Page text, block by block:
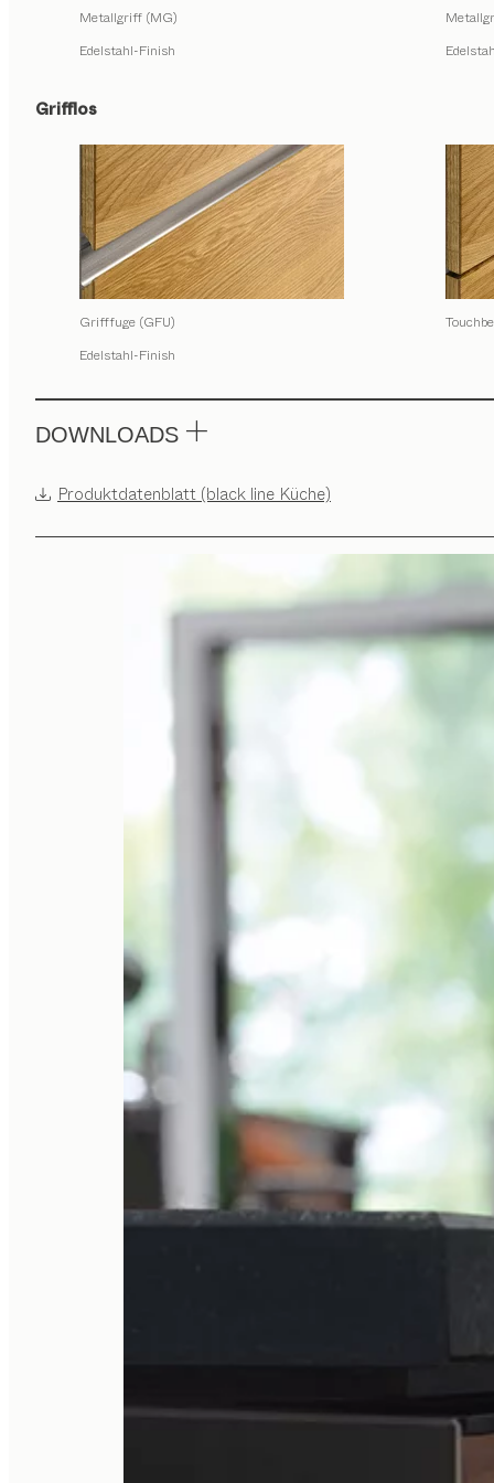
Metallgriff (MG)
Edelstahl-Finish
Grifflos
Grifffuge (GFU)
Edelstahl-Finish
DOWNLOADS
Produktdatenblatt (black line Küche)